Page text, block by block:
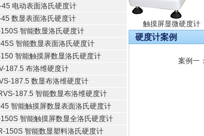
45 电动表面洛氏硬度计
45 数显表面洛氏硬度计
智能数显洛氏硬度计
智能数显表面洛氏硬度计
智能触摸屏数显洛氏硬度计
187.5 布洛维硬度计
187.5 数显布洛维硬度计
187.5 智能数显布洛维硬度计
智能触摸屏数显表面洛氏硬度计
150S 智能触摸屏数显全洛氏硬度计
150S 智能数显塑料洛氏硬度计
数显洛氏硬度计 触摸屏显微硬度计
硬度计案例
案例一